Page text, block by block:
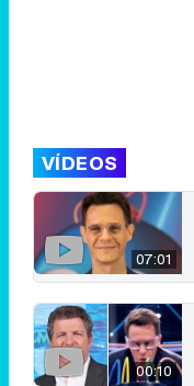
VÍDEOS
07:01
00:10